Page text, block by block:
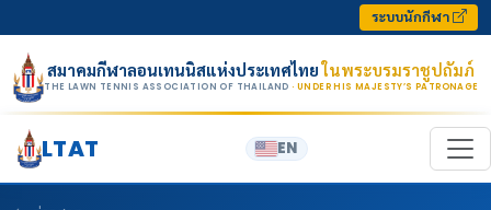
ระบบนักกีฬา
สมาคมกีฬาลอนเทนนิสแห่งประเทศไทยในพระบรมราชูปถัมภ์
THE LAWN TENNIS ASSOCIATION OF THAILAND · UNDER HIS MAJESTY’S PATRONAGE
LTAT EN